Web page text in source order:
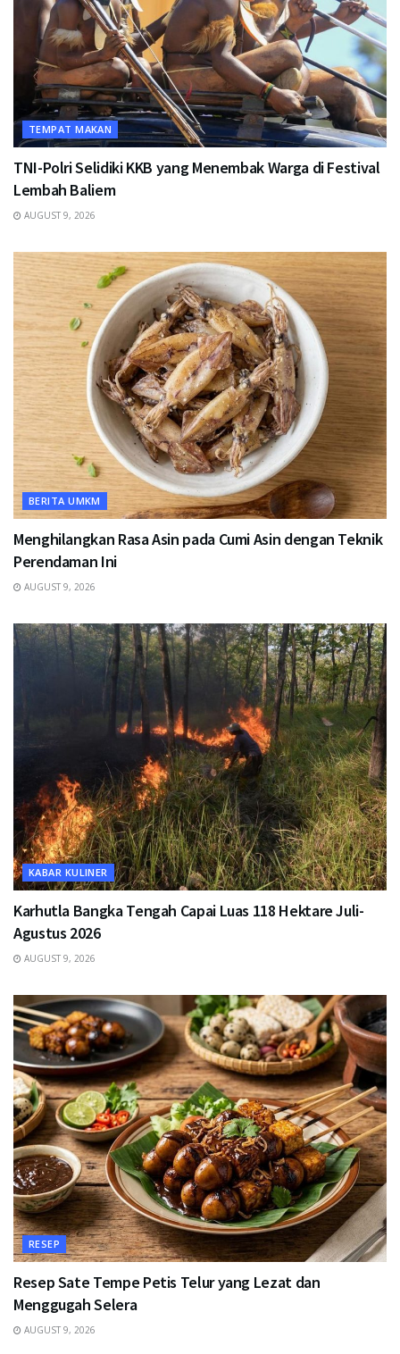
TEMPAT MAKAN
TNI-Polri Selidiki KKB yang Menembak Warga di Festival
Lembah Baliem
AUGUST 9, 2026
BERITA UMKM
Menghilangkan Rasa Asin pada Cumi Asin dengan Teknik
Perendaman Ini
AUGUST 9, 2026
KABAR KULINER
Karhutla Bangka Tengah Capai Luas 118 Hektare Juli-
Agustus 2026
AUGUST 9, 2026
RESEP
Resep Sate Tempe Petis Telur yang Lezat dan
Menggugah Selera
AUGUST 9, 2026